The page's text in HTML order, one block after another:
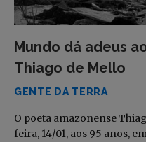
Mundo dá adeus
Thiago de Mello
GENTE DA TERRA
O poeta amazonense
feira, 14/01, aos 95 anos,